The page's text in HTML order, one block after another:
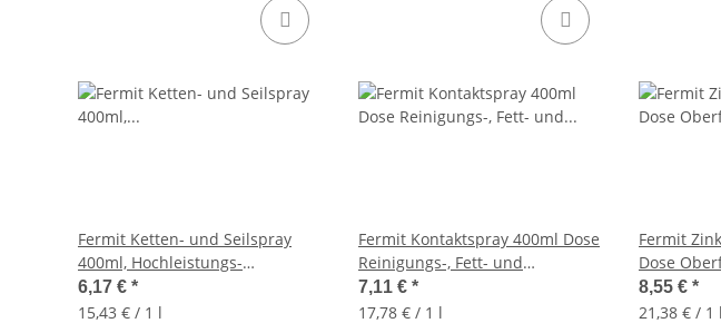
Fermit Ketten- und Seilspray
400ml, Hochleistungs-
Haftschmierstoff, transparent
6,17 € *
15,43 € / 1 l
Fermit Kontaktspray 400ml Dose
Reinigungs-, Fett- und
Pflegemittel
7,11 € *
17,78 € / 1 l
Fermit
Dose
8,55 € *
21,38 € / 1 l